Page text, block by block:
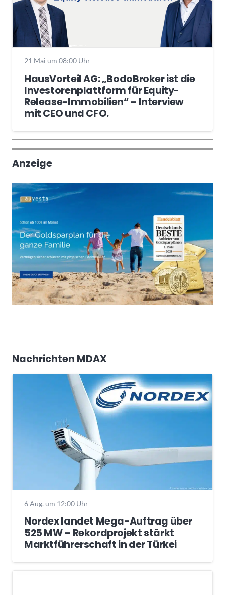
21 Mai um 08:00 Uhr
HausVorteil AG: „BodoBroker ist die
Investorenplattform für Equity-
Release-Immobilien“ – Interview
mit CEO und CFO.
Wochenrückblick
Trendthemen
Anzeige
Nachrichten MDAX
6 Aug. um 12:00 Uhr
Nordex landet Mega-Auftrag über
525 MW – Rekordprojekt stärkt
Marktführerschaft in der Türkei